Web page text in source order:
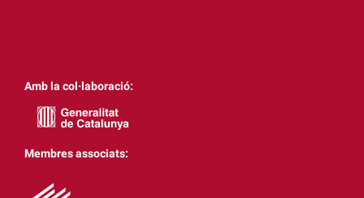
Amb la col·laboració:
Membres associats: